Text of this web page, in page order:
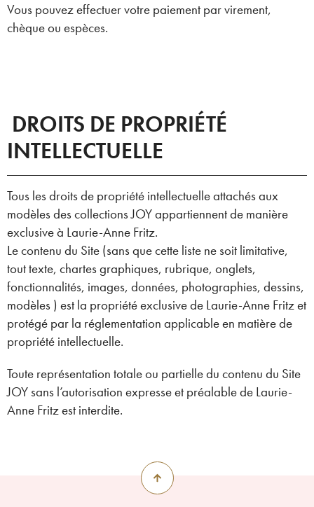
Vous pouvez effectuer votre paiement par virement,
chèque ou espèces.
DROITS DE PROPRIÉTÉ
INTELLECTUELLE
Tous les droits de propriété intellectuelle attachés aux
modèles des collections JOY appartiennent de manière
exclusive à Laurie-Anne Fritz.
Le contenu du Site (sans que cette liste ne soit limitative,
tout texte, chartes graphiques, rubrique, onglets,
fonctionnalités, images, données, photographies, dessins,
modèles ) est la propriété exclusive de Laurie-Anne Fritz et
protégé par la réglementation applicable en matière de
propriété intellectuelle.
Toute représentation totale ou partielle du contenu du Site
JOY sans l’autorisation expresse et préalable de Laurie-
Anne Fritz est interdite.